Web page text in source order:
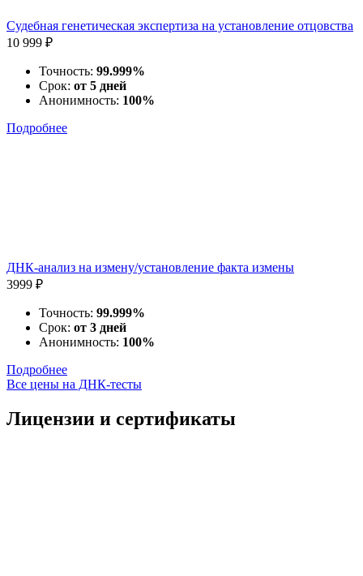
Судебная генетическая экспертиза на установление отцовства
10 999 ₽
Точность: 99.999%
Срок: от 5 дней
Анонимность: 100%
Подробнее
ДНК-анализ на измену/установление факта измены
3999 ₽
Точность: 99.999%
Срок: от 3 дней
Анонимность: 100%
Подробнее
Все цены на ДНК-тесты
Лицензии и сертификаты